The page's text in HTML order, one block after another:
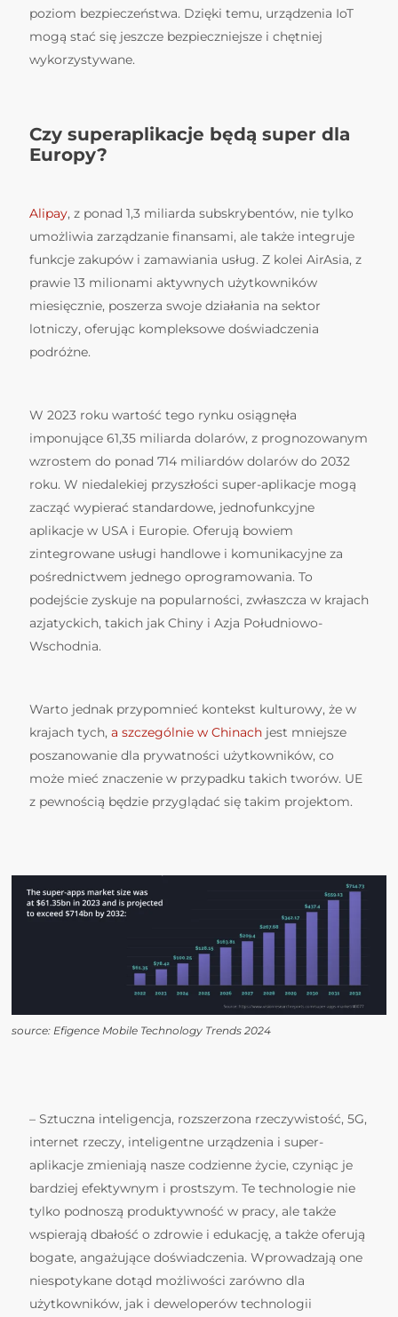
poziom bezpieczeństwa. Dzięki temu, urządzenia IoT
mogą stać się jeszcze bezpieczniejsze i chętniej
wykorzystywane.
Czy superaplikacje będą super dla
Europy?
Alipay, z ponad 1,3 miliarda subskrybentów, nie tylko
umożliwia zarządzanie finansami, ale także integruje
funkcje zakupów i zamawiania usług. Z kolei AirAsia, z
prawie 13 milionami aktywnych użytkowników
miesięcznie, poszerza swoje działania na sektor
lotniczy, oferując kompleksowe doświadczenia
podróżne.
W 2023 roku wartość tego rynku osiągnęła
imponujące 61,35 miliarda dolarów, z prognozowanym
wzrostem do ponad 714 miliardów dolarów do 2032
roku. W niedalekiej przyszłości super-aplikacje mogą
zacząć wypierać standardowe, jednofunkcyjne
aplikacje w USA i Europie. Oferują bowiem
zintegrowane usługi handlowe i komunikacyjne za
pośrednictwem jednego oprogramowania. To
podejście zyskuje na popularności, zwłaszcza w krajach
azjatyckich, takich jak Chiny i Azja Południowo-
Wschodnia.
Warto jednak przypomnieć kontekst kulturowy, że w
krajach tych, a szczególnie w Chinach jest mniejsze
poszanowanie dla prywatności użytkowników, co
może mieć znaczenie w przypadku takich tworów. UE
z pewnością będzie przyglądać się takim projektom.
source: Efigence Mobile Technology Trends 2024
– Sztuczna inteligencja, rozszerzona rzeczywistość, 5G,
internet rzeczy, inteligentne urządzenia i super-
aplikacje zmieniają nasze codzienne życie, czyniąc je
bardziej efektywnym i prostszym. Te technologie nie
tylko podnoszą produktywność w pracy, ale także
wspierają dbałość o zdrowie i edukację, a także oferują
bogate, angażujące doświadczenia. Wprowadzają one
niespotykane dotąd możliwości zarówno dla
użytkowników, jak i deweloperów technologii